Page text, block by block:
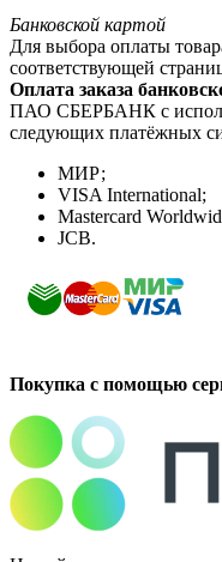
Банковской картой
Для выбора оплаты
соответствующей
Оплата заказа
ПАО СБЕРБАНК с
следующих платёжных
МИР;
VISA International;
Mastercard
JCB.
Покупка с помощью